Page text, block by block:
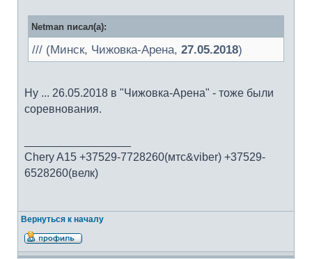
Netman писал(а):
/// (Минск, Чижовка-Арена, 27.05.2018)
Ну ... 26.05.2018 в "Чижовка-Арена" - тоже были
соревнования.
Chery A15 +37529-7728260(мтс&viber) +37529-
6528260(велк)
Вернуться к началу